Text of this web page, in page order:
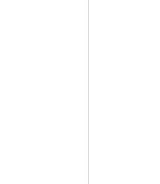
__SQLite 세
__데이터
____쿼리 셋
20%를 쓴
제시하는